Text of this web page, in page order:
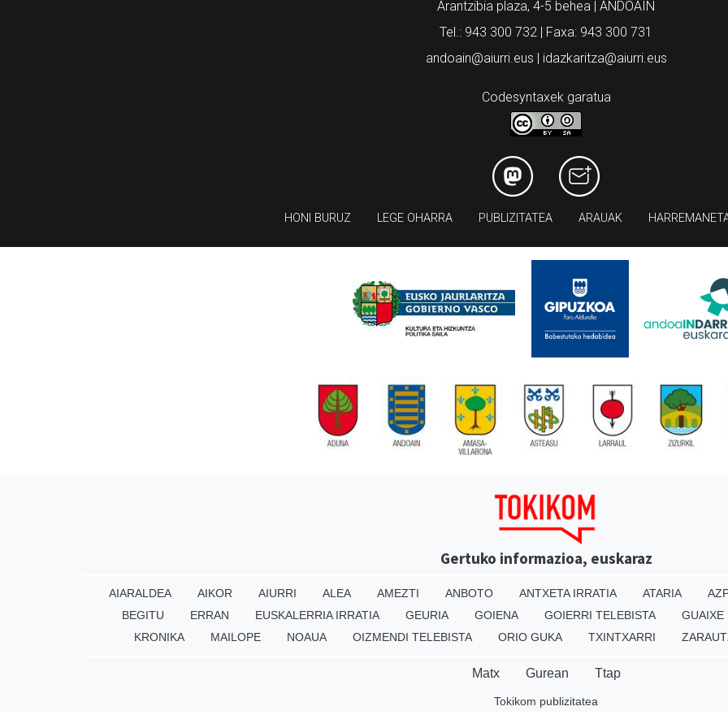
Arantzibia plaza, 4-5 behea | ANDOAIN
Tel.: 943 300 732 | Faxa: 943 300 731
andoain@aiurri.eus | idazkaritza@aiurri.eus
Codesyntaxek garatua
HONI BURUZ LEGE OHARRA PUBLIZITATEA ARAUAK
Gertuko informazioa, euskaraz
AIARALDEA AIKOR AIURRI ALEA AMEZTI ANBOTO ANTXETA IRRATIA ATARIA
BEGITU
ERRAN EUSKALERRIA IRRATIA GEURIA GOIENA GOIERRI TELEBISTA GUAIXE
KRONIKA
MAILOPE NOAUA OIZMENDI TELEBISTA ORIO GUKA TXINTXARRI
Matx Gurean Ttap
Tokikom publizitatea